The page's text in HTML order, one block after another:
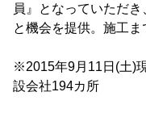
員』となっていただ
と機会を提供。施工ま
※2015年9月11日(土)
設会社194カ所